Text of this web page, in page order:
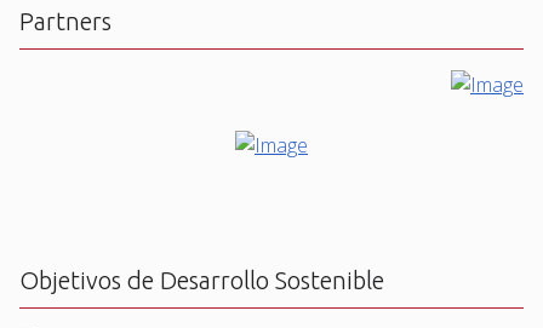
Partners
Objetivos de Desarrollo Sostenible